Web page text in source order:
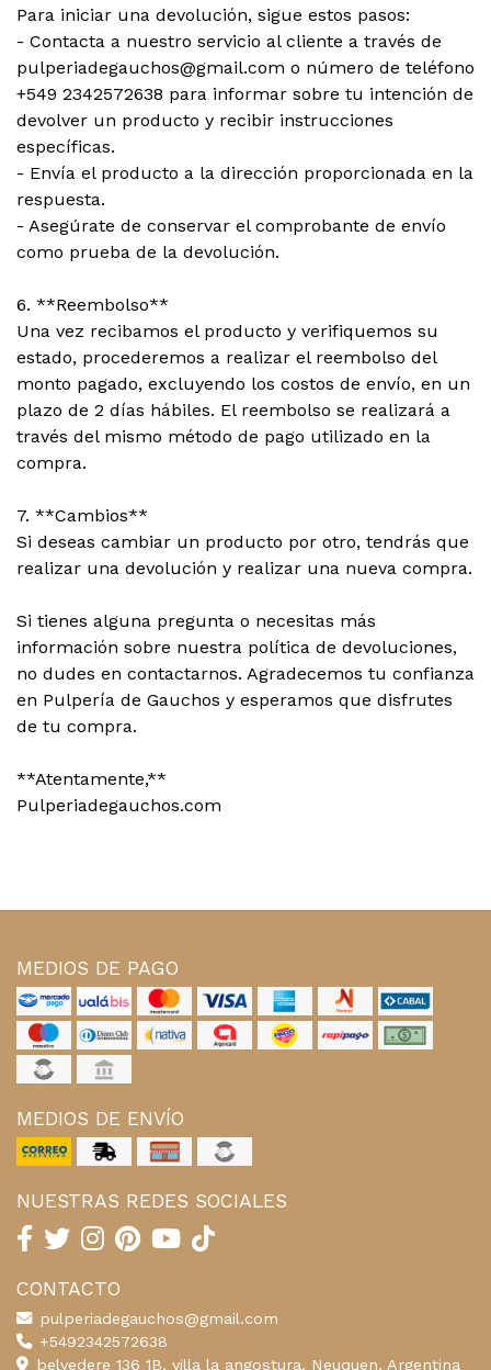
Para iniciar una devolución, sigue estos pasos:
- Contacta a nuestro servicio al cliente a través de
pulperiadegauchos@gmail.com o número de teléfono
+549 2342572638 para informar sobre tu intención de
devolver un producto y recibir instrucciones
específicas.
- Envía el producto a la dirección proporcionada en la
respuesta.
- Asegúrate de conservar el comprobante de envío
como prueba de la devolución.
6. **Reembolso**
Una vez recibamos el producto y verifiquemos su
estado, procederemos a realizar el reembolso del
monto pagado, excluyendo los costos de envío, en un
plazo de 2 días hábiles. El reembolso se realizará a
través del mismo método de pago utilizado en la
compra.
7. **Cambios**
Si deseas cambiar un producto por otro, tendrás que
realizar una devolución y realizar una nueva compra.
Si tienes alguna pregunta o necesitas más
información sobre nuestra política de devoluciones,
no dudes en contactarnos. Agradecemos tu confianza
en Pulpería de Gauchos y esperamos que disfrutes
de tu compra.
**Atentamente,**
Pulperiadegauchos.com
MEDIOS DE PAGO
MEDIOS DE ENVÍO
NUESTRAS REDES SOCIALES
CONTACTO
pulperiadegauchos@gmail.com
+5492342572638
belvedere 136 1B, villa la angostura, Neuquen, Argentina